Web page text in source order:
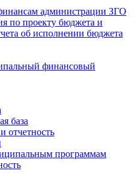
администрации ЗГО
по проекту бюджета и
об исполнении бюджета
финансовый
база
отчетность
программам